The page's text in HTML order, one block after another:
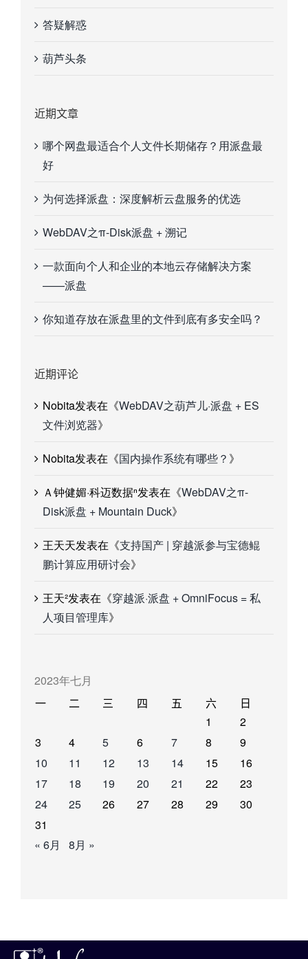
答疑解惑
葫芦头条
近期文章
哪个网盘最适合个人文件长期储存？用派盘最
好
为何选择派盘：深度解析云盘服务的优选
WebDAV之π-Disk派盘 + 溯记
一款面向个人和企业的本地云存储解决方案
——派盘
你知道存放在派盘里的文件到底有多安全吗？
近期评论
Nobita发表在《WebDAV之葫芦儿·派盘 + ES
文件浏览器》
Nobita发表在《国内操作系统有哪些？ 》
Ａ钟健媚·科迈数据ⁿ发表在《WebDAV之π-
Disk派盘 + Mountain Duck》
王天天发表在《支持国产 | 穿越派参与宝德鲲
鹏计算应用研讨会》
王天²发表在《穿越派·派盘 + OmniFocus = 私
人项目管理库》
2023年七月
一 二 三 四 五 六 日
1
2
3
4 5 6 7 8
9
10
11 12 13 14 15
16
17
18 19 20 21 22
23
24
25 26 27 28 29
30
31
« 6月
8月 »